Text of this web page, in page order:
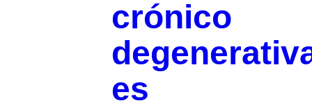
crónico
es